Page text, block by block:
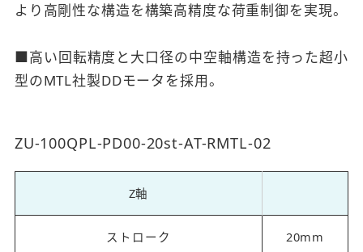
より高剛性な構造を構築高精度な荷重制御を実現。
■高い回転精度と大口径の中空軸構造を持った超小
型のMTL社製DDモータを採用。
ZU-100QPL-PD00-20st-AT-RMTL-02
Z軸
ストローク 20mm